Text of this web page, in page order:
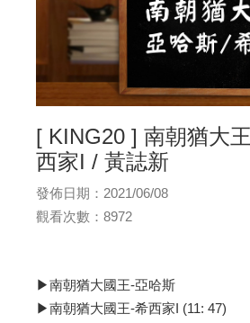
[ KING20 ] 南朝猶大
西家I / 黃誌新
發佈日期：2021/06/08
觀看次數：8972
▶南朝猶大國王-亞哈斯
▶南朝猶大國王-希西家I (11: 47)